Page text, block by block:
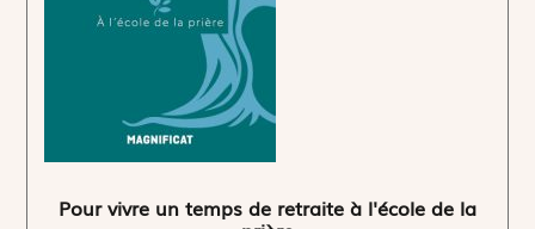
Pour vivre un temps de retraite à l'école de la